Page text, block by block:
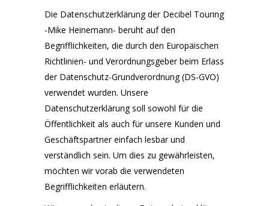
Die Datenschutzerklärung der Decibel Touring
-Mike Heinemann- beruht auf den
Begrifflichkeiten, die durch den Europäischen
Richtlinien- und Verordnungsgeber beim Erlass
der Datenschutz-Grundverordnung (DS-GVO)
verwendet wurden. Unsere
Datenschutzerklärung soll sowohl für die
Öffentlichkeit als auch für unsere Kunden und
Geschäftspartner einfach lesbar und
verständlich sein. Um dies zu gewährleisten,
möchten wir vorab die verwendeten
Begrifflichkeiten erläutern.